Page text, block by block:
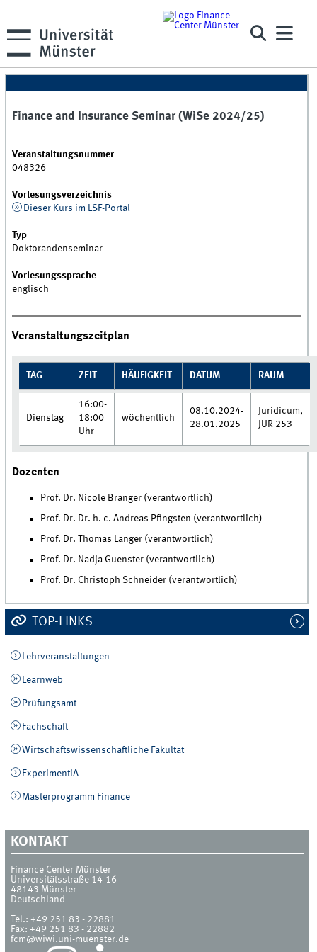
Finance and Insurance Seminar (WiSe 2024/25)
Veranstaltungsnummer
048326
Vorlesungsverzeichnis
Dieser Kurs im LSF-Portal
Typ
Doktorandenseminar
Vorlesungssprache
englisch
Veranstaltungszeitplan
TAG ZEIT HÄUFIGKEIT DATUM RAUM
Dienstag
16:00-
18:00
Uhr
wöchentlich
08.10.2024-
28.01.2025
Juridicum,
JUR 253
Dozenten
Prof. Dr. Nicole Branger (verantwortlich)
Prof. Dr. Dr. h. c. Andreas Pfingsten (verantwortlich)
Prof. Dr. Thomas Langer (verantwortlich)
Prof. Dr. Nadja Guenster (verantwortlich)
Prof. Dr. Christoph Schneider (verantwortlich)
TOP-LINKS
Lehrveranstaltungen
Learnweb
Prüfungsamt
Fachschaft
Wirtschaftswissenschaftliche Fakultät
ExperimentiA
Masterprogramm Finance
KONTAKT
Finance Center Münster
Universitätsstraße 14-16
48143 Münster
Deutschland
Tel.:+49 251 83 - 22881
Fax:+49 251 83 - 22882
fcm@wiwi.uni-muenster.de